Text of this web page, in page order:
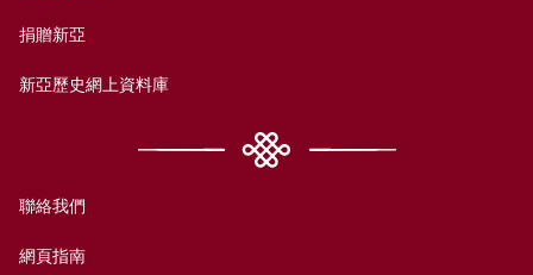
捐贈新亞
新亞歷史網上資料庫
聯絡我們
網頁指南